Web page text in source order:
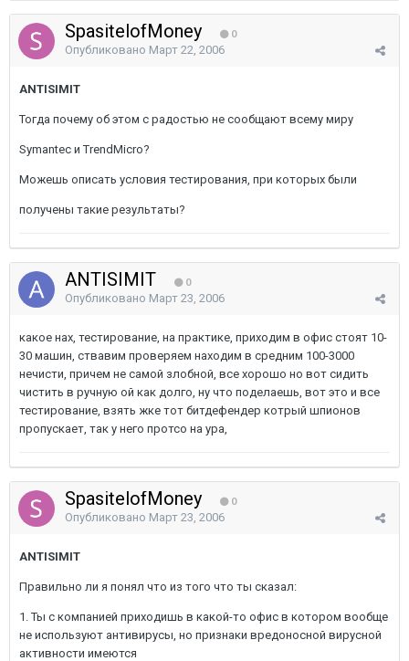
SpasitelofMoney 0
Опубликовано Март 22, 2006
ANTISIMIT
Тогда почему об этом с радостью не сообщают всему миру
Symantec и TrendMicro?
Можешь описать условия тестирования, при которых были
получены такие результаты?
ANTISIMIT 0
Опубликовано Март 23, 2006
какое нах, тестирование, на практике, приходим в офис стоят 10-
30 машин, ствавим проверяем находим в средним 100-3000
нечисти, причем не самой злобной, все хорошо но вот сидить
чистить в ручную ой как долго, ну что поделаешь, вот это и все
тестирование, взять жке тот битдефендер котрый шпионов
пропускает, так у него протсо на ура,
SpasitelofMoney 0
Опубликовано Март 23, 2006
ANTISIMIT
Правильно ли я понял что из того что ты сказал:
1. Ты с компанией приходишь в какой-то офис в котором вообще
не используют антивирусы, но признаки вредоносной вирусной
активности имеются